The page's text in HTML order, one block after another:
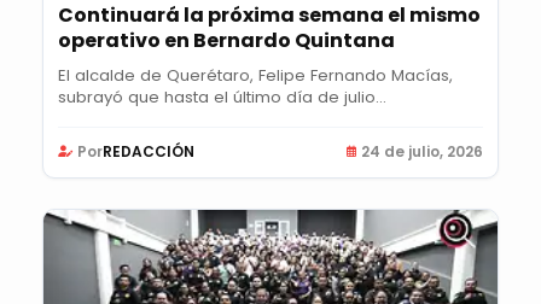
Continuará la próxima semana el mismo
operativo en Bernardo Quintana
El alcalde de Querétaro, Felipe Fernando Macías,
subrayó que hasta el último día de julio...
PorREDACCIÓN 24 de julio, 2026